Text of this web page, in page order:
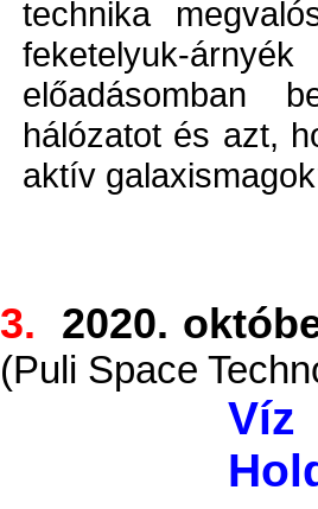
technika
feketelyuk-
előadásomban
hálózatot és azt,
aktív
3. 2020.
(Puli Space